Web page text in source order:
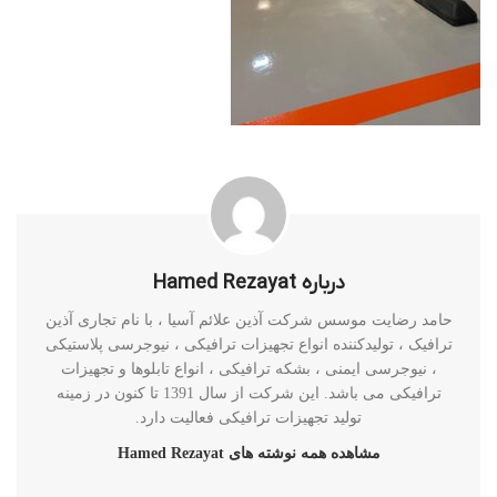
درباره Hamed Rezayat
حامد رضایت موسس شرکت آذین علائم آسیا ، با نام تجاری آذین
ترافیک ، تولیدکننده انواع تجهیزات ترافیکی ، نیوجرسی پلاستیکی
، نیوجرسی ایمنی ، بشکه ترافیکی ، انواع تابلوها و تجهیزات
ترافیکی می باشد. این شرکت از سال 1391 تا کنون در زمینه
تولید تجهیزات ترافیکی فعالیت دارد.
مشاهده همه نوشته های Hamed Rezayat